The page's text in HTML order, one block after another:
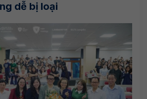
dễ bị loại